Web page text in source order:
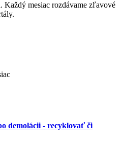
Každý mesiac rozdávame zľavové
demolácii - recyklovať či